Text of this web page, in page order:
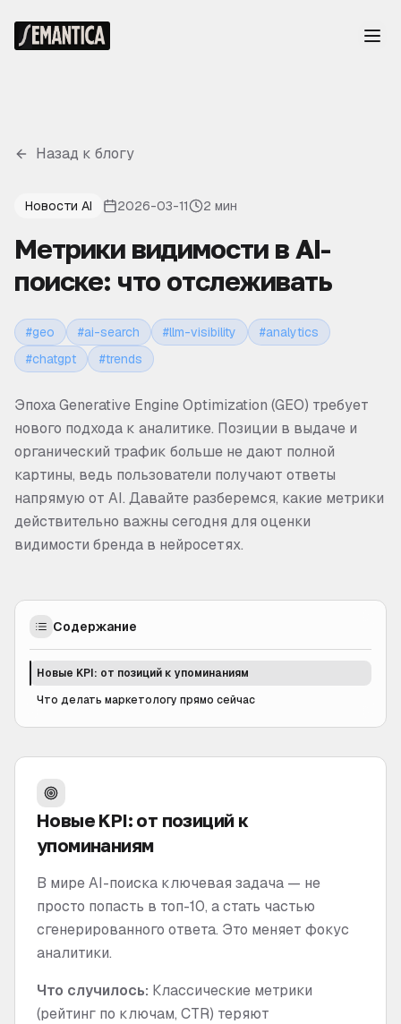
Назад к блогу
Новости AI 2026-03-11 2 мин
Метрики видимости в AI-
поиске: что отслеживать
#geo #ai-search #llm-visibility #analytics
#chatgpt #trends
Эпоха Generative Engine Optimization (GEO) требует
нового подхода к аналитике. Позиции в выдаче и
органический трафик больше не дают полной
картины, ведь пользователи получают ответы
напрямую от AI. Давайте разберемся, какие метрики
действительно важны сегодня для оценки
видимости бренда в нейросетях.
Содержание
Новые KPI: от позиций к упоминаниям
Что делать маркетологу прямо сейчас
Новые KPI: от позиций к
упоминаниям
В мире AI-поиска ключевая задача — не
просто попасть в топ-10, а стать частью
сгенерированного ответа. Это меняет фокус
аналитики.
Что случилось: Классические метрики
(рейтинг по ключам, CTR) теряют